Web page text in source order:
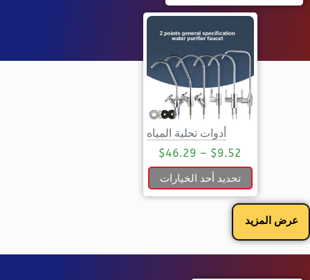
أدوات تحلية المياه
$9.52
–
$46.29
تحديد أحد الخيارات
عرض المزيد